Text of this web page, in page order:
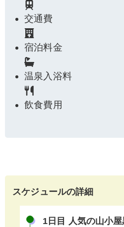
交通費
宿泊料金
温泉入浴料
飲食費用
スケジュールの詳細
1日目 人気の山小